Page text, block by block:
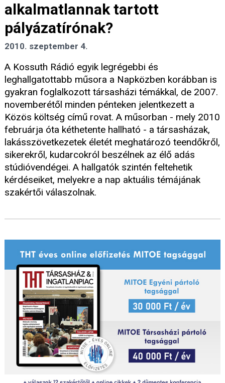
alkalmatlannak tartott
pályázatírónak?
2010. szeptember 4.
A Kossuth Rádió egyik legrégebbi és
leghallgatottabb műsora a Napközben korábban is
gyakran foglalkozott társasházi témákkal, de 2007.
novemberétől minden pénteken jelentkezett a
Közös költség című rovat. A műsorban - mely 2010
februárja óta kéthetente hallható - a társasházak,
lakásszövetkezetek életét meghatározó teendőkről,
sikerekről, kudarcokról beszélnek az élő adás
stúdióvendégei. A hallgatók szintén feltehetik
kérdéseiket, melyekre a nap aktuális témájának
szakértői válaszolnak.